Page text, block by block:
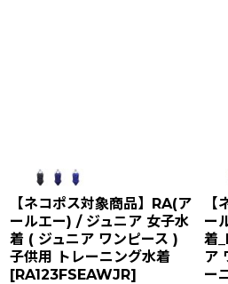
【ネコポス対象商品】RA(ア
ールエー) / ジュニア 女子水
着 ( ジュニア ワンピース )
子供用 トレーニング水着
[RA123FSEAWJR]
ー
着
ア
ー